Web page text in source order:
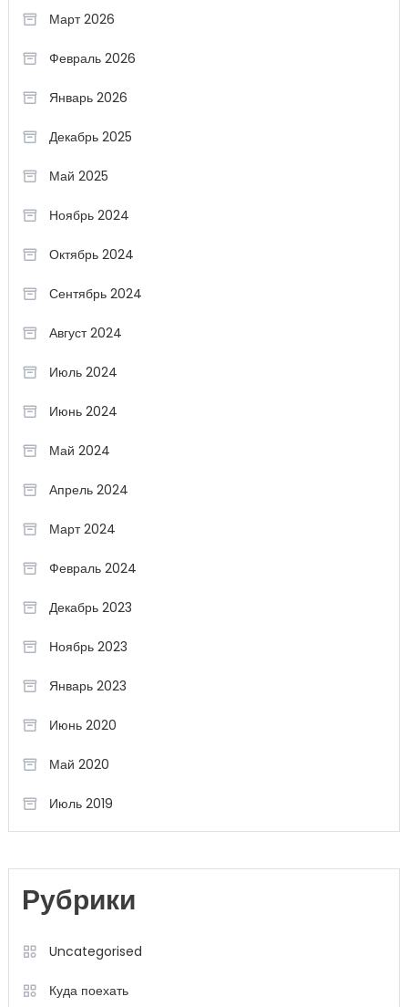
Март 2026
Февраль 2026
Январь 2026
Декабрь 2025
Май 2025
Ноябрь 2024
Октябрь 2024
Сентябрь 2024
Август 2024
Июль 2024
Июнь 2024
Май 2024
Апрель 2024
Март 2024
Февраль 2024
Декабрь 2023
Ноябрь 2023
Январь 2023
Июнь 2020
Май 2020
Июль 2019
Рубрики
Uncategorised
Куда поехать